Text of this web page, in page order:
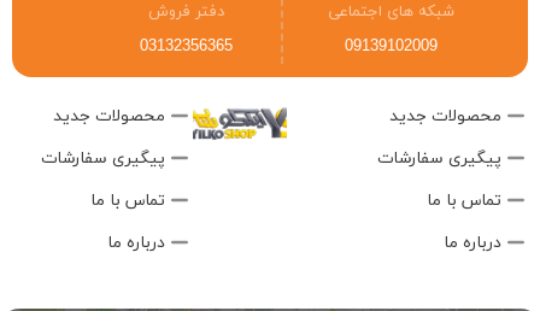
دفتر فروش
03132356365
شبکه های اجتماعی
09139102009
محصولات جدید
پیگیری سفارشات
تماس با ما
درباره ما
محصولات جدید
پیگیری سفارشات
تماس با ما
درباره ما